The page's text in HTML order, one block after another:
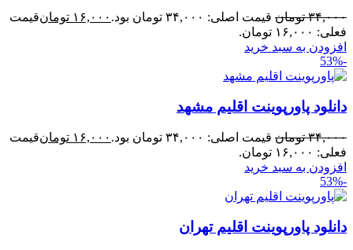
۳۴,۰۰۰ تومان قیمت اصلی: ۳۴,۰۰۰ تومان بود. ۱۶,۰۰۰ تومانقیمت
فعلی: ۱۶,۰۰۰ تومان.
افزودن به سبد خرید
-53%
دانلود پاورپوینت اقلیم مشهد
۳۴,۰۰۰ تومان قیمت اصلی: ۳۴,۰۰۰ تومان بود. ۱۶,۰۰۰ تومانقیمت
فعلی: ۱۶,۰۰۰ تومان.
افزودن به سبد خرید
-53%
دانلود پاورپوینت اقلیم تهران